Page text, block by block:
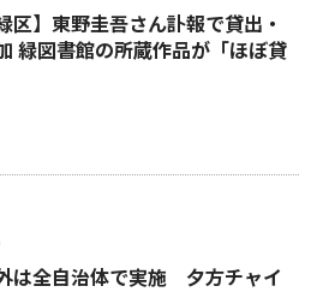
区】東野圭吾さん訃報で貸出・
緑図書館の所蔵作品が「ほぼ貸
は全自治体で実施 夕方チャイ